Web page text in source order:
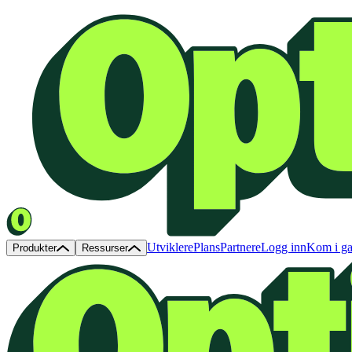
Produkter Ressurser UtviklerePlansPartnereLogg innKom i